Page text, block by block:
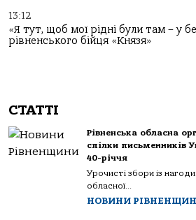
13:12
«Я тут, щоб мої рідні були там – у
рівненського бійця «Князя»
СТАТТІ
Рівненська обласна
спілки письменників
40-річчя
Урочисті збори із нагоди
обласної...
НОВИНИ